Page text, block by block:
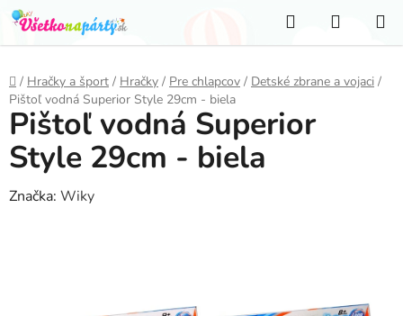
Prejsť
na
obsah
Hľadať
KOŠÍK
Domov
/ Hračky a šport / Hračky / Pre chlapcov / Detské zbrane a vojaci /
Pištoľ vodná Superior Style 29cm - biela
Pištoľ vodná Superior
Style 29cm - biela
Značka: Wiky